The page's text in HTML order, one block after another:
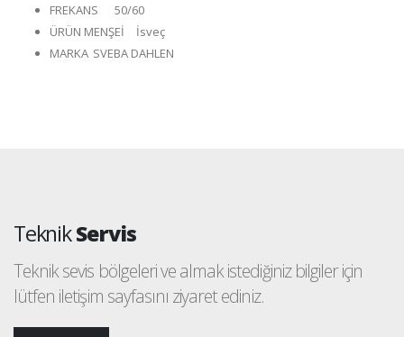
FREKANS
50/60
ÜRÜN MENŞEİ
İsveç
MARKA SVEBA DAHLEN
TeknikServis
Teknik sevis bölgeleri ve almak istediğiniz bilgiler için
lütfen iletişim sayfasını ziyaret ediniz.